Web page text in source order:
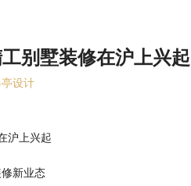
别墅装修在沪上兴起
设计
沪上兴起
新业态